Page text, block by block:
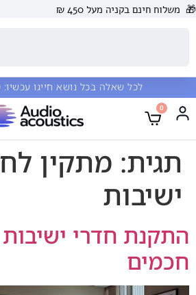
🎁 משלוח חינם בקניה מעל 450 ₪
לכל שאלה בכל נושא חייגו עכשיו:
0
תגית: מתקין
ישיבות
התקנת חדרי
חכמים